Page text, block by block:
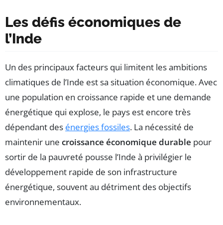
Les défis économiques de
l’Inde
Un des principaux facteurs qui limitent les ambitions
climatiques de l’Inde est sa situation économique. Avec
une population en croissance rapide et une demande
énergétique qui explose, le pays est encore très
dépendant des énergies fossiles. La nécessité de
maintenir une croissance économique durable pour
sortir de la pauvreté pousse l’Inde à privilégier le
développement rapide de son infrastructure
énergétique, souvent au détriment des objectifs
environnementaux.